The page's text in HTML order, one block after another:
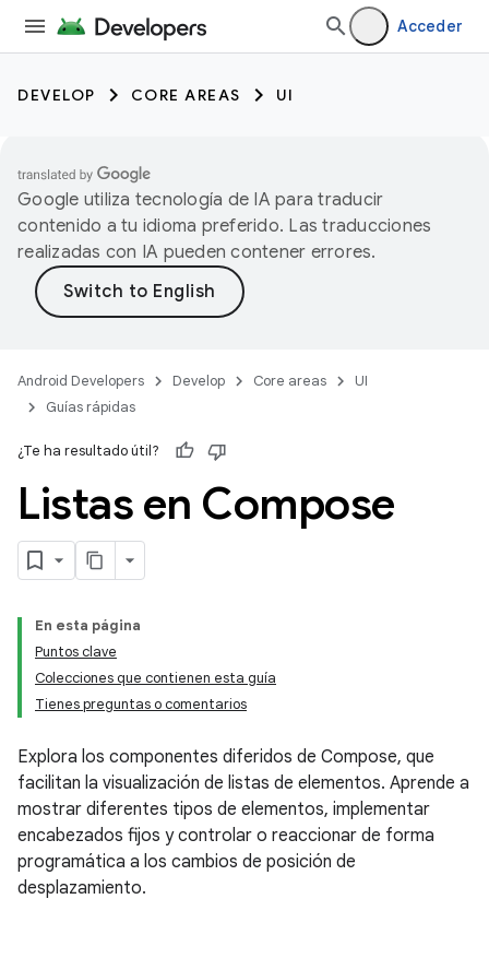
Acceder
DEVELOP CORE AREAS UI
Google utiliza tecnología de IA para traducir
contenido a tu idioma preferido. Las traducciones
realizadas con IA pueden contener errores.
Android Developers Develop Core areas
UI
Guías rápidas
¿Te ha resultado útil?
Listas en Compose
En esta página
Puntos clave
Colecciones que contienen esta guía
Tienes preguntas o comentarios
Explora los componentes diferidos de Compose, que
facilitan la visualización de listas de elementos. Aprende a
mostrar diferentes tipos de elementos, implementar
encabezados fijos y controlar o reaccionar de forma
programática a los cambios de posición de
desplazamiento.